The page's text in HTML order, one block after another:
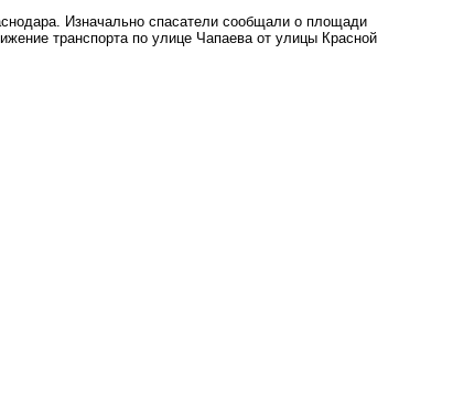
Изначально спасатели сообщали о площади
транспорта по улице Чапаева от улицы Красной